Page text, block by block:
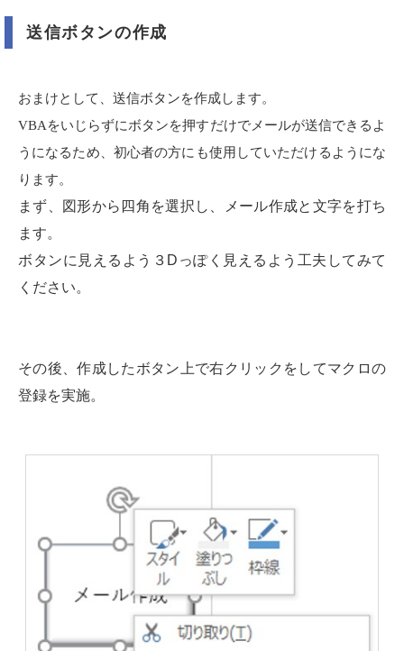
送信ボタンの作成
おまけとして、送信ボタンを作成します。
VBAをいじらずにボタンを押すだけでメールが送信できるよ
うになるため、初心者の方にも使用していただけるようにな
ります。
まず、図形から四角を選択し、メール作成と文字を打ち
ます。
ボタンに見えるよう３Dっぽく見えるよう工夫してみて
ください。
その後、作成したボタン上で右クリックをしてマクロの
登録を実施。